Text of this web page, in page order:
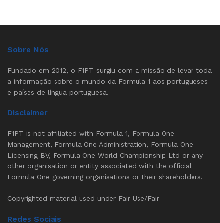
Sobre Nós
Fundado em 2012, o F1PT surgiu com a missão de levar toda
a informação sobre o mundo da Formula 1 aos portugueses
e países de língua portuguesa.
Disclaimer
F1PT is not affiliated with Formula 1, Formula One
Management, Formula One Administration, Formula One
Licensing BV, Formula One World Championship Ltd or any
other organisation or entity associated with the official
Formula One governing organisations or their shareholders.
Copyrighted material used under Fair Use/Fair
Redes Sociais